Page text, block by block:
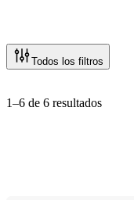
Todos los filtros
1–6 de 6 resultados